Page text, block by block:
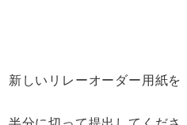
しいリレーオーダー用紙を